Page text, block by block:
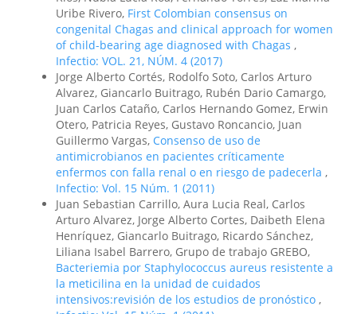
Uribe Rivero, First Colombian consensus on
congenital Chagas and clinical approach for women
of child-bearing age diagnosed with Chagas ,
Infectio: VOL. 21, NÚM. 4 (2017)
Jorge Alberto Cortés, Rodolfo Soto, Carlos Arturo
Alvarez, Giancarlo Buitrago, Rubén Dario Camargo,
Juan Carlos Cataño, Carlos Hernando Gomez, Erwin
Otero, Patricia Reyes, Gustavo Roncancio, Juan
Guillermo Vargas, Consenso de uso de
antimicrobianos en pacientes críticamente
enfermos con falla renal o en riesgo de padecerla ,
Infectio: Vol. 15 Núm. 1 (2011)
Juan Sebastian Carrillo, Aura Lucia Real, Carlos
Arturo Alvarez, Jorge Alberto Cortes, Daibeth Elena
Henríquez, Giancarlo Buitrago, Ricardo Sánchez,
Liliana Isabel Barrero, Grupo de trabajo GREBO,
Bacteriemia por Staphylococcus aureus resistente a
la meticilina en la unidad de cuidados
intensivos:revisión de los estudios de pronóstico ,